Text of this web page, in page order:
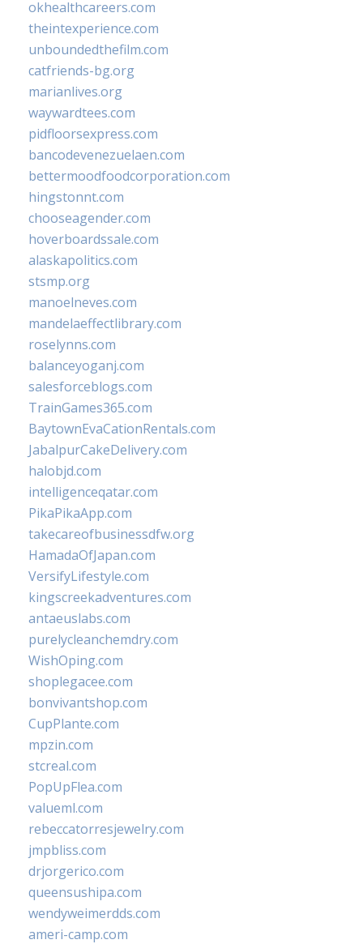
okhealthcareers.com
theintexperience.com
unboundedthefilm.com
catfriends-bg.org
marianlives.org
waywardtees.com
pidfloorsexpress.com
bancodevenezuelaen.com
bettermoodfoodcorporation.com
hingstonnt.com
chooseagender.com
hoverboardssale.com
alaskapolitics.com
stsmp.org
manoelneves.com
mandelaeffectlibrary.com
roselynns.com
balanceyoganj.com
salesforceblogs.com
TrainGames365.com
BaytownEvaCationRentals.com
JabalpurCakeDelivery.com
halobjd.com
intelligenceqatar.com
PikaPikaApp.com
takecareofbusinessdfw.org
HamadaOfJapan.com
VersifyLifestyle.com
kingscreekadventures.com
antaeuslabs.com
purelycleanchemdry.com
WishOping.com
shoplegacee.com
bonvivantshop.com
CupPlante.com
mpzin.com
stcreal.com
PopUpFlea.com
valueml.com
rebeccatorresjewelry.com
jmpbliss.com
drjorgerico.com
queensushipa.com
wendyweimerdds.com
ameri-camp.com